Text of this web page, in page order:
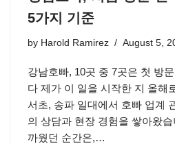
5가지 기준
by Harold Ramirez August 5,
강남호빠, 10곳 중 7곳은 첫 방
다 제가 이 일을 시작한 지 올해
서초, 송파 일대에서 호빠 업계
의 상담과 현장 경험을 쌓아왔
까웠던 순간은,…